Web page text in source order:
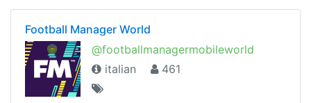
Football Manager World
@footballmanagermobileworld
italian
461